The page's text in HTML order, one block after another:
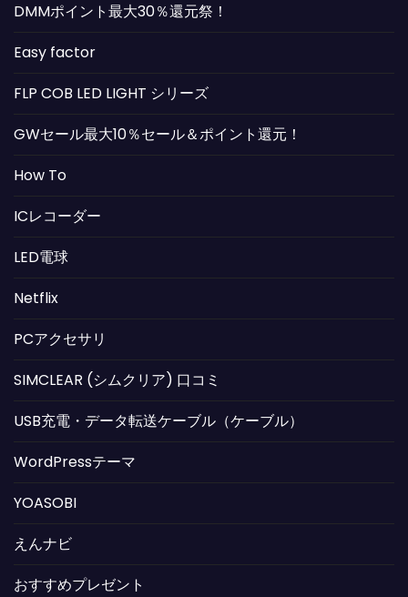
DMMポイント最大30％還元祭！
Easy factor
FLP COB LED LIGHT シリーズ
GWセール最大10％セール＆ポイント還元！
How To
ICレコーダー
LED電球
Netflix
PCアクセサリ
SIMCLEAR (シムクリア) 口コミ
USB充電・データ転送ケーブル（ケーブル）
WordPressテーマ
YOASOBI
えんナビ
おすすめプレゼント